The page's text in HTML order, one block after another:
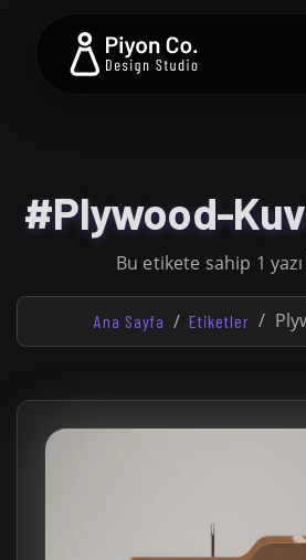
#Plywood-
Bu etikete sahip 1
Ana Sayfa Etiketler